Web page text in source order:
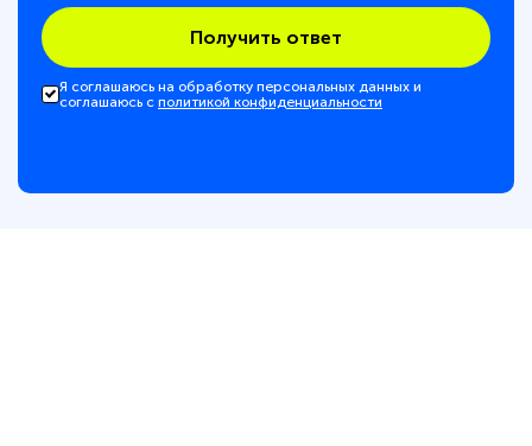
Получить ответ
Я соглашаюсь на обработку персональных данных и
соглашаюсь с политикой конфиденциальности